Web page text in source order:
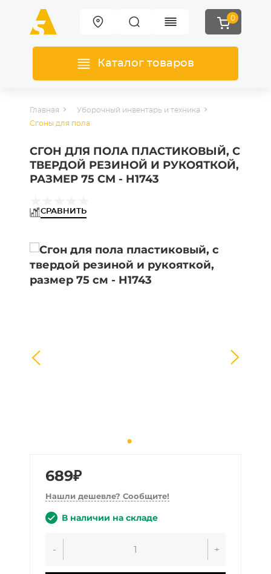
0
Каталог товаров
Главная
Уборочный инвентарь и техника
Сгоны для пола
СГОН ДЛЯ ПОЛА ПЛАСТИКОВЫЙ, С
ТВЕРДОЙ РЕЗИНОЙ И РУКОЯТКОЙ,
РАЗМЕР 75 СМ - H1743
СРАВНИТЬ
689₽
Нашли дешевле? Сообщите!
В наличии на складе
- +